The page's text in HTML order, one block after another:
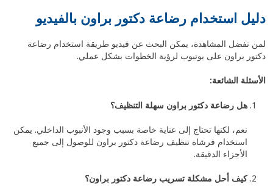
دليل استخدام رضاعة دكتور براون بالفيديو
لمن تفضل المشاهدة، يمكن البحث عن فيديو طريقة استخدام رضاعة
دكتور براون على يوتيوب لرؤية الخطوات بشكل عملي.
الأسئلة الشائعة:
هل رضاعة دكتور براون سهلة التنظيف؟
نعم، لكنها تحتاج إلى عناية خاصة بسبب وجود الأنبوب الداخلي. يمكن
استخدام فرشاة تنظيف رضاعة دكتور براون للوصول إلى جميع
الأجزاء الدقيقة.
كيف أحل مشكلة تسريب رضاعة دكتور براون؟